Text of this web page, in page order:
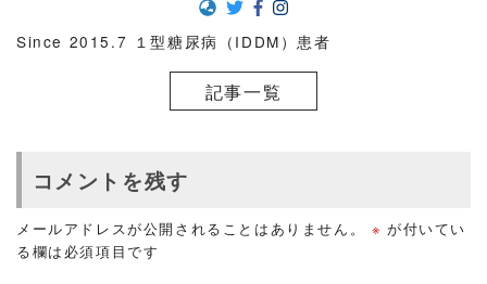
Since 2015.7 １型糖尿病（IDDM）患者
記事一覧
コメントを残す
メールアドレスが公開されることはありません。 ※ が付いてい
る欄は必須項目です